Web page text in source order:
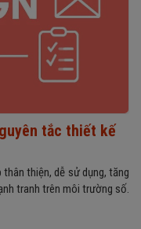
tắc thiết kế
thiện, dễ sử dụng, tăng
tranh trên môi trường số.